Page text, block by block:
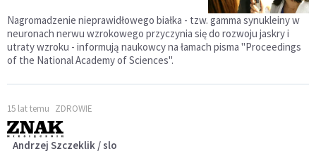
Nagromadzenie nieprawidłowego białka - tzw. gamma synukleiny w
neuronach nerwu wzrokowego przyczynia się do rozwoju jaskry i
utraty wzroku - informują naukowcy na łamach pisma "Proceedings
of the National Academy of Sciences".
15 lat temu ZDROWIE
Andrzej Szczeklik / slo